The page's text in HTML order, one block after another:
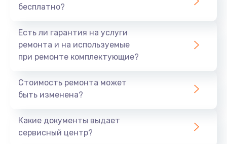
бесплатно?
Есть ли гарантия на услуги
ремонта и на используемые
при ремонте комплектующие?
Стоимость ремонта может
быть изменена?
Какие документы выдает
сервисный центр?